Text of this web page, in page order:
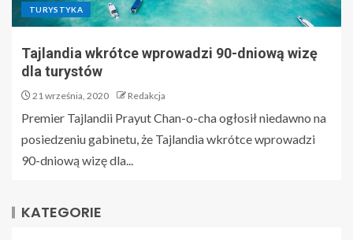
TURYSTYKA
Tajlandia wkrótce wprowadzi 90-dniową wizę
dla turystów
21 września, 2020 Redakcja
Premier Tajlandii Prayut Chan-o-cha ogłosił niedawno na
posiedzeniu gabinetu, że Tajlandia wkrótce wprowadzi
90-dniową wizę dla...
KATEGORIE